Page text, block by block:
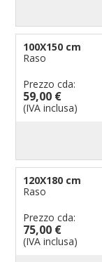
100X150 cm
Raso
Prezzo cda:
59,00 €
(IVA inclusa)
120X180 cm
Raso
Prezzo cda:
75,00 €
(IVA inclusa)